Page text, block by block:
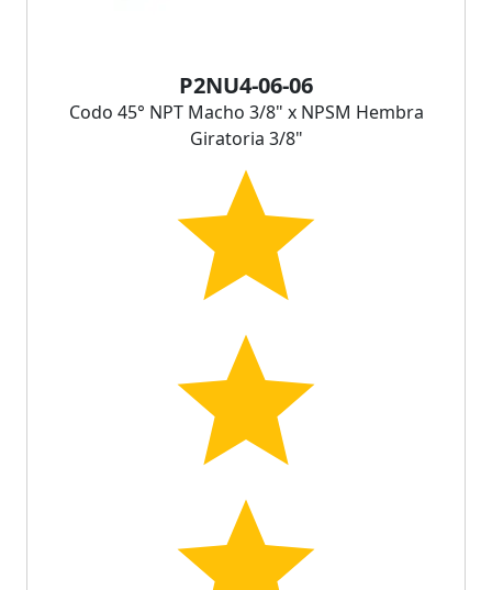
P2NU4-06-06
Codo 45° NPT Macho 3/8" x NPSM Hembra
Giratoria 3/8"